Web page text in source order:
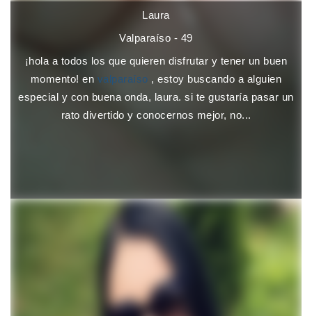
Laura
Valparaíso - 49
¡hola a todos los que quieren disfrutar y tener un buen
momento! en valparaíso , estoy buscando a alguien
especial y con buena onda, laura. si te gustaría pasar un
rato divertido y conocernos mejor, no...